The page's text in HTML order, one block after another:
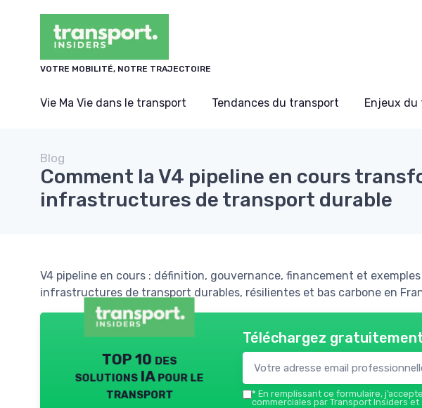
VOTRE MOBILITÉ, NOTRE TRAJECTOIRE
Vie Ma Vie dans le transport Tendances du transport Enjeux
Blog
Comment la V4 pipeline en cours
infrastructures de transport durable
V4 pipeline en cours : définition, gouvernance, financement et
infrastructures de transport durables, résilientes et bas carbone en
TOP 10 des
solutions IA pour le
transport
Téléchargez
* En remplissant ce formulaire,
commerciales par Transport Insiders